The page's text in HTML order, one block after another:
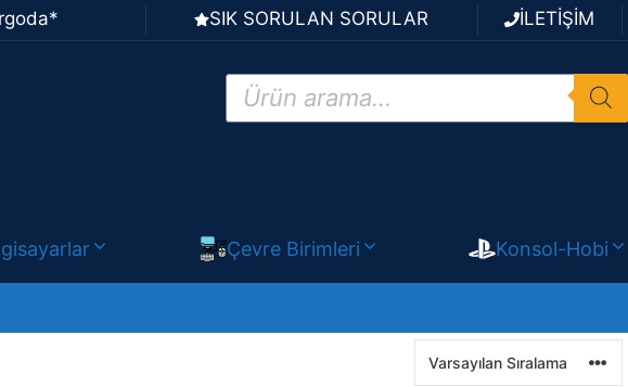
SIK SORULAN SORULAR İLETİŞİM
Products
search
Çevre Birimleri Konsol-Hobi